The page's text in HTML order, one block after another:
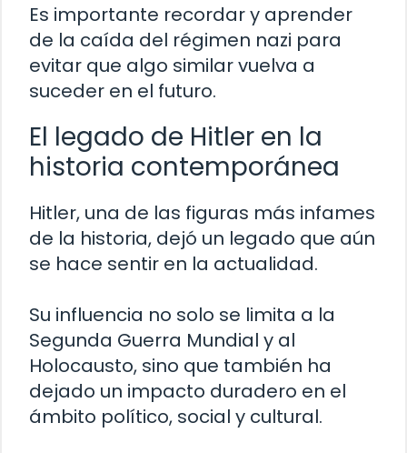
Es importante recordar y aprender
de la caída del régimen nazi para
evitar que algo similar vuelva a
suceder en el futuro.
El legado de Hitler en la
historia contemporánea
Hitler, una de las figuras más infames
de la historia, dejó un legado que aún
se hace sentir en la actualidad.
Su influencia no solo se limita a la
Segunda Guerra Mundial y al
Holocausto, sino que también ha
dejado un impacto duradero en el
ámbito político, social y cultural.